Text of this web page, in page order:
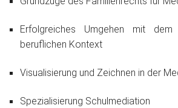
Erfolgreiches Umgehen mit
beruflichen Kontext
Visualisierung und Zeichnen in der
Spezialisierung Schulmediation